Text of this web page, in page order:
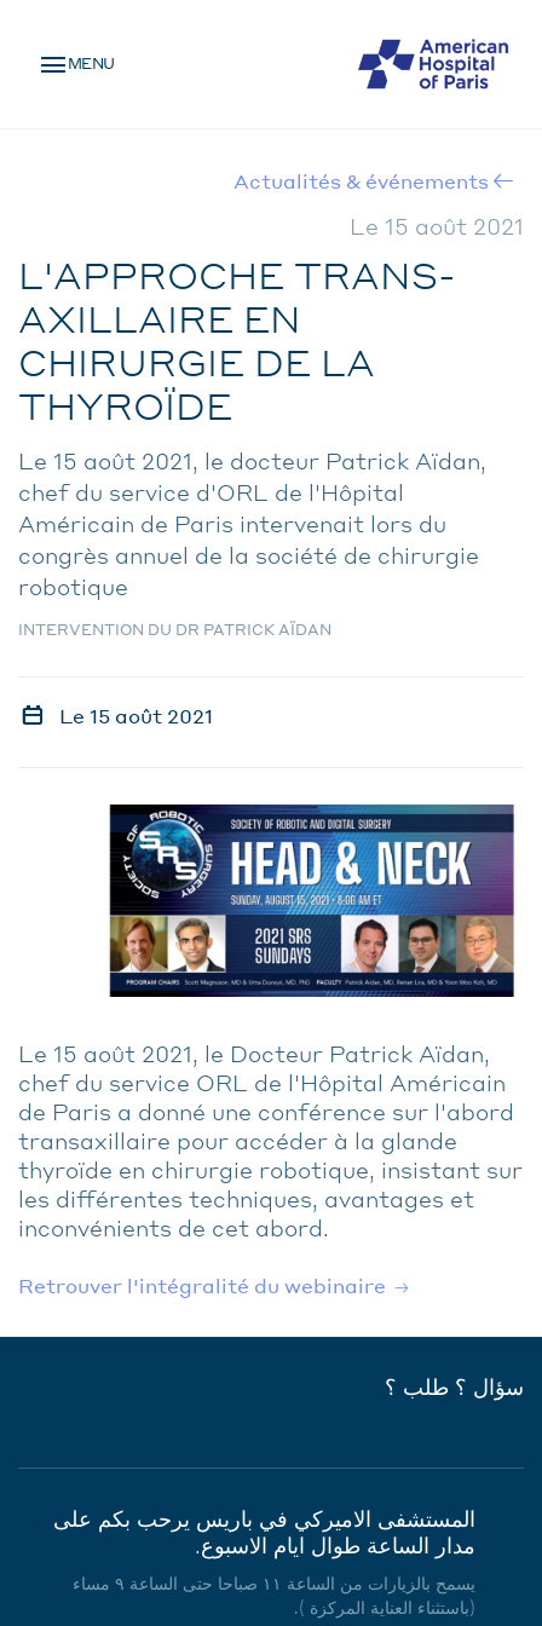
main
MENU
MOBILE
MENU
Le 15 août 2021
BREADCRUMB
Actualités & événements
L'APPROCHE TRANS-
AXILLAIRE EN
CHIRURGIE DE LA
THYROÏDE
Le 15 août 2021, le docteur Patrick Aïdan,
chef du service d'ORL de l'Hôpital
Américain de Paris intervenait lors du
congrès annuel de la société de chirurgie
robotique
INTERVENTION DU DR PATRICK AÏDAN
Le 15 août 2021
Le 15 août 2021, le Docteur Patrick Aïdan,
chef du service ORL de l'Hôpital Américain
de Paris a donné une conférence sur l'abord
transaxillaire pour accéder à la glande
thyroïde en chirurgie robotique, insistant sur
les différentes techniques, avantages et
inconvénients de cet abord.
Retrouver l'intégralité du webinaire
سؤال ؟ طلب ؟
المستشفى الاميركي في باريس يرحب بكم على
مدار الساعة طوال ايام الاسبوع.
يسمح بالزيارات من الساعة ١١ صباحا حتى الساعة ٩ مساء
(باستثناء العناية المركزة ).